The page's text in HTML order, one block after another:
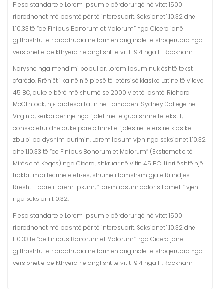
Pjesa standarte e Lorem Ipsum e përdorur që në vitet 1500
riprodhohet më poshtë për të interesuarit. Seksionet 1.10.32 dhe
1.10.33 të “de Finibus Bonorum et Malorum” nga Cicero janë
gjithashtu të riprodhuara në formën origjinale të shoqëruara nga
versionet e përkthyera në anglisht të vitit 1914 nga H. Rackham.
Ndryshe nga mendimi popullor, Lorem Ipsum nuk është tekst
çfarëdo. Rrënjët i ka në një pjesë të letërsisë klasike Latine të viteve
45 BC, duke e bërë më shumë se 2000 vjet të lashtë. Richard
McClintock, një profesor Latin ne Hampden-Sydney College në
Virginia, kërkoi për një nga fjalët më të çuditshme të tekstit,
consectetur dhe duke parë citimet e fjalës në letërsinë klasike
zbuloi pa dyshim burimin. Lorem Ipsum vjen nga seksionet 1.10.32
dhe 1.10.33 të “de Finibus Bonorum et Malorum” (Ekstremet e të
Mirës e të Keqes) nga Cicero, shkruar në vitin 45 BC. Libri është një
traktat mbi teorine e etikës, shumë i famshëm gjatë Rilindjes.
Rreshti i parë i Lorem Ipsum, “Lorem ipsum dolor sit amet..” vjen
nga seksioni 1.10.32.
Pjesa standarte e Lorem Ipsum e përdorur që në vitet 1500
riprodhohet më poshtë për të interesuarit. Seksionet 1.10.32 dhe
1.10.33 të “de Finibus Bonorum et Malorum” nga Cicero janë
gjithashtu të riprodhuara në formën origjinale të shoqëruara nga
versionet e përkthyera në anglisht të vitit 1914 nga H. Rackham.